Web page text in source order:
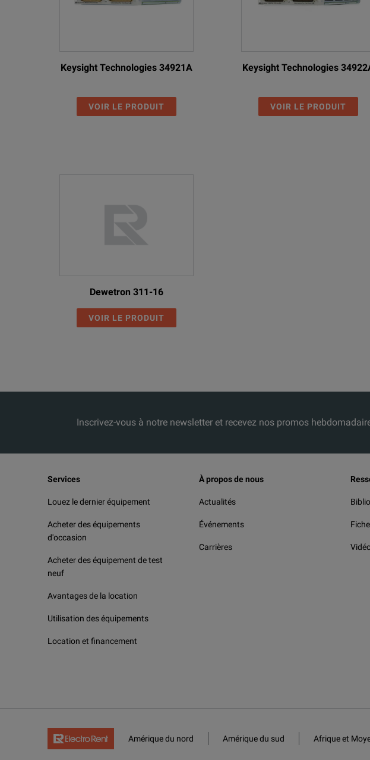
Keysight Technologies 34921A
VOIR LE PRODUIT
Keysight Technologies
VOIR LE PRODUIT
Dewetron 311-16
VOIR LE PRODUIT
Inscrivez-vous à notre newsletter et recevez nos promos
Services
Louez le dernier équipement
Acheter des équipements
d'occasion
Acheter des équipement de test
neuf
Avantages de la location
Utilisation des équipements
Location et financement
À propos de nous
Actualités
Événements
Carrières
Amérique du nord Amérique du sud Afrique et